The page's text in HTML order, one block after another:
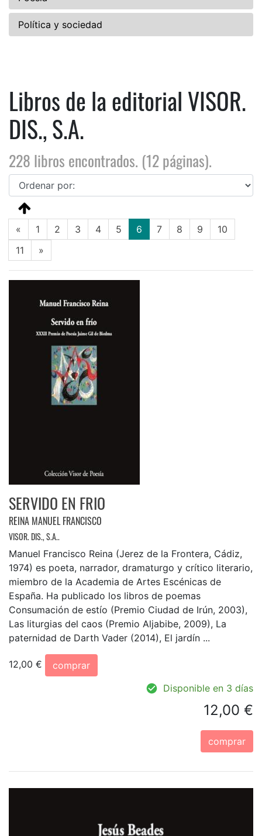
Política y sociedad
Libros de la editorial VISOR.
DIS., S.A.
228 libros encontrados. (12 páginas).
« 1 2 3 4 5 6 (current)
7 8 9
10
11
»
SERVIDO EN FRIO
REINA MANUEL FRANCISCO
VISOR. DIS., S.A..
Manuel Francisco Reina (Jerez de la Frontera, Cádiz,
1974) es poeta, narrador, dramaturgo y crítico literario,
miembro de la Academia de Artes Escénicas de
España. Ha publicado los libros de poemas
Consumación de estío (Premio Ciudad de Irún, 2003),
Las liturgias del caos (Premio Aljabibe, 2009), La
paternidad de Darth Vader (2014), El jardín ...
12,00 €
comprar
Disponible en 3 días
12,00 €
comprar